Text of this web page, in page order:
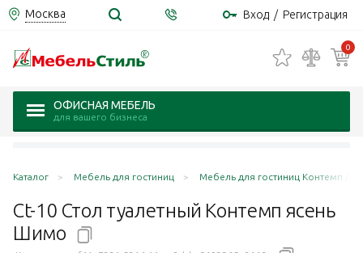
Москва Вход / Регистрация
0
ОФИСНАЯ МЕБЕЛЬ
для вашего бизнеса
Каталог Мебель для гостиниц Мебель для гостиниц Контемп /
Ct-10 Стол туалетный Контемп ясень
Шимо